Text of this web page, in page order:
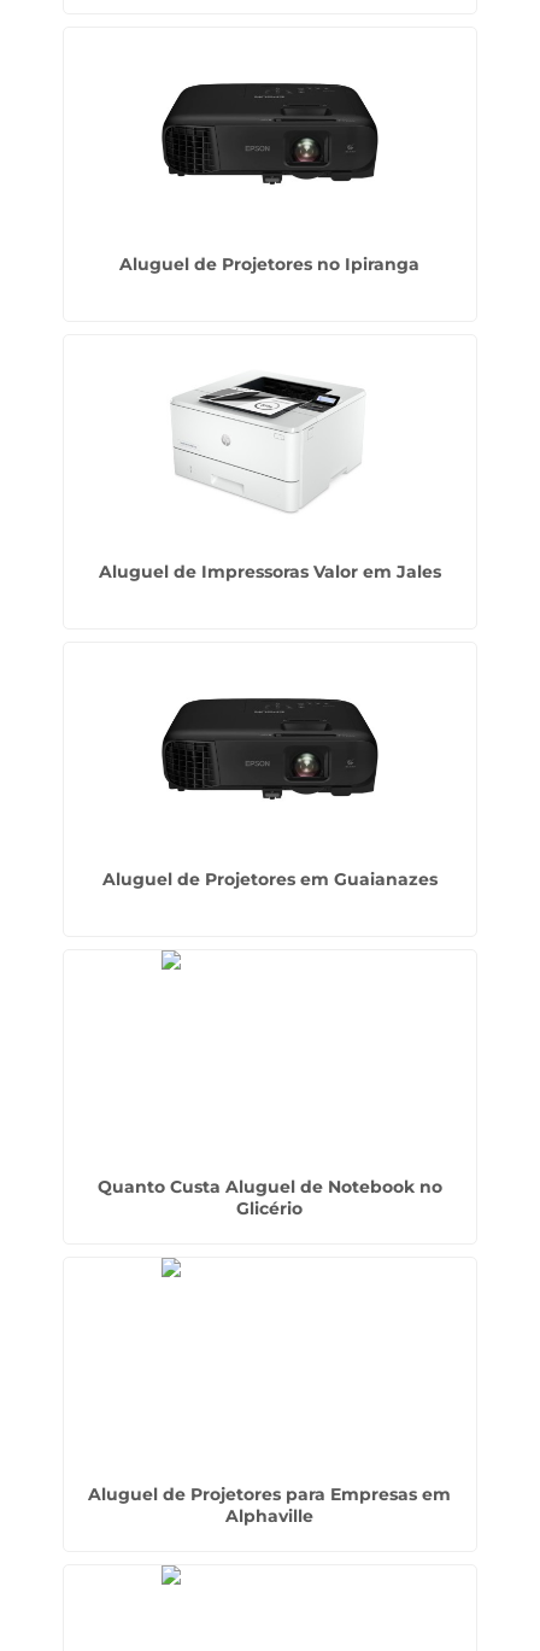
Aluguel de Projetores no Ipiranga
Aluguel de Impressoras Valor em Jales
Aluguel de Projetores em Guaianazes
Quanto Custa Aluguel de Notebook no
Glicério
Aluguel de Projetores para Empresas em
Alphaville